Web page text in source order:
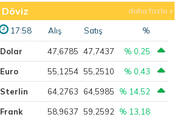
Döviz daha fazla
17:58 Alış Satış %
Dolar 47,6785 47,7437 % 0,25
Euro 55,1254 55,2510 % 0,43
Sterlin 64,2763 64,5985 % 14,52
Frank 58,9637 59,2592 % 13,18